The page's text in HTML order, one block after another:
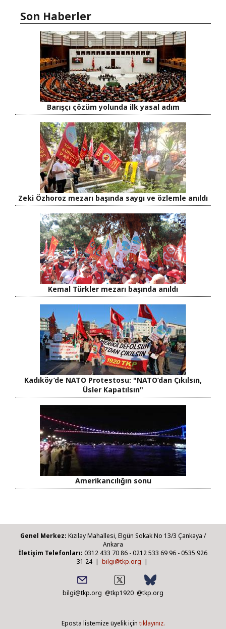
Son Haberler
Barışçı çözüm yolunda ilk yasal adım
Zeki Özhoroz mezarı başında saygı ve özlemle anıldı
Kemal Türkler mezarı başında anıldı
Kadıköy’de NATO Protestosu: "NATO’dan Çıkılsın,
Üsler Kapatılsın"
Amerikancılığın sonu
Genel Merkez: Kızılay Mahallesi, Elgün Sokak No 13/3 Çankaya /
Ankara
İletişim Telefonları: 0312 433 70 86 - 0212 533 69 96 - 0535 926
31 24 | bilgi@tkp.org |
bilgi@tkp.org @tkp1920 @tkp.org
Eposta listemize üyelik için tıklayınız.